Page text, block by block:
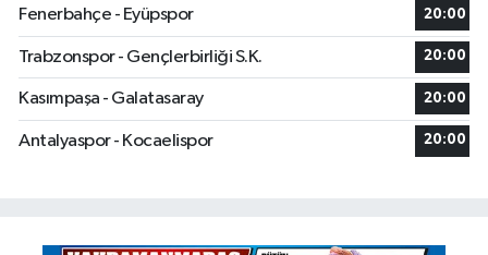
Fenerbahçe - Eyüpspor 20:00
Trabzonspor - Gençlerbirliği S.K. 20:00
Kasımpaşa - Galatasaray 20:00
Antalyaspor - Kocaelispor 20:00